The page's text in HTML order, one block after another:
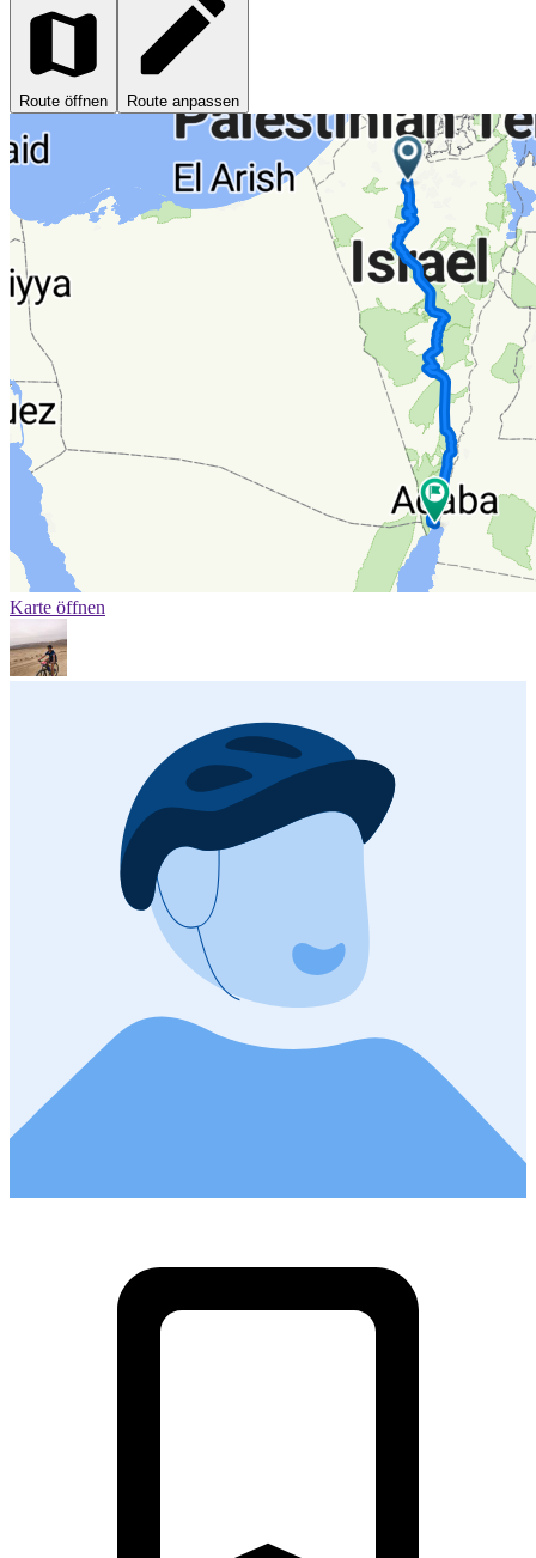
Route öffnen Route anpassen
Karte öffnen